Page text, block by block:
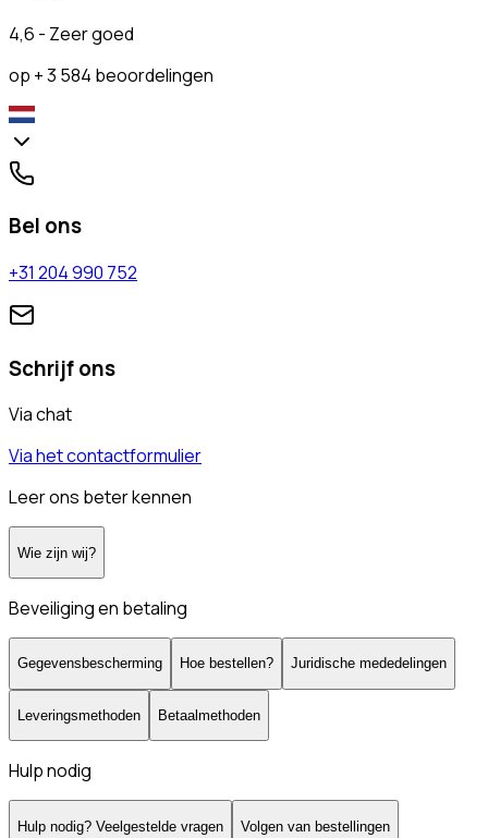
4,6 - Zeer goed
op + 3 584 beoordelingen
Bel ons
+31 204 990 752
Schrijf ons
Via chat
Via het contactformulier
Leer ons beter kennen
Wie zijn wij?
Beveiliging en betaling
Gegevensbescherming Hoe bestellen? Juridische mededelingen
Leveringsmethoden Betaalmethoden
Hulp nodig
Hulp nodig? Veelgestelde vragen Volgen van bestellingen